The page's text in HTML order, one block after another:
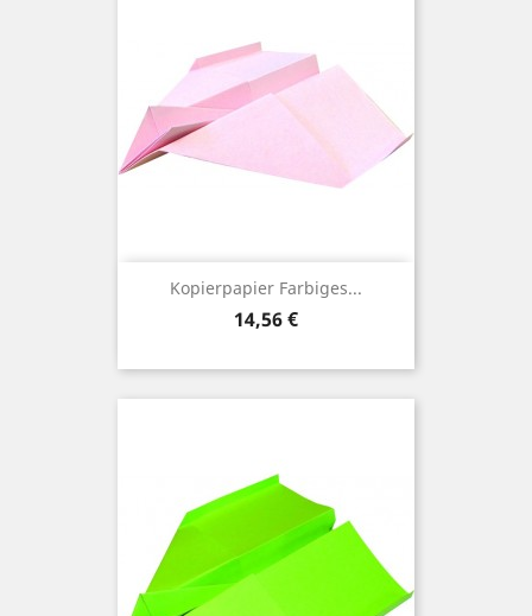
Kopierpapier Farbiges...
Preis
14,56 €